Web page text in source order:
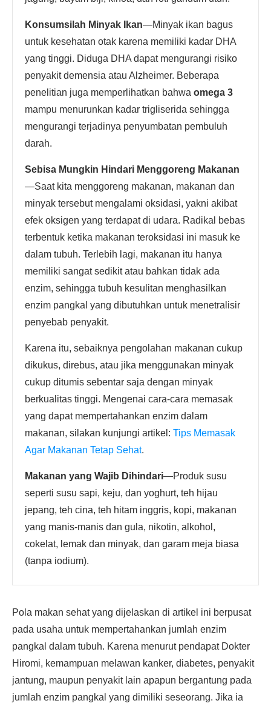
Konsumsilah Minyak Ikan—Minyak ikan bagus
untuk kesehatan otak karena memiliki kadar DHA
yang tinggi. Diduga DHA dapat mengurangi risiko
penyakit demensia atau Alzheimer. Beberapa
penelitian juga memperlihatkan bahwa omega 3
mampu menurunkan kadar trigliserida sehingga
mengurangi terjadinya penyumbatan pembuluh
darah.
Sebisa Mungkin Hindari Menggoreng Makanan
—Saat kita menggoreng makanan, makanan dan
minyak tersebut mengalami oksidasi, yakni akibat
efek oksigen yang terdapat di udara. Radikal bebas
terbentuk ketika makanan teroksidasi ini masuk ke
dalam tubuh. Terlebih lagi, makanan itu hanya
memiliki sangat sedikit atau bahkan tidak ada
enzim, sehingga tubuh kesulitan menghasilkan
enzim pangkal yang dibutuhkan untuk menetralisir
penyebab penyakit.
Karena itu, sebaiknya pengolahan makanan cukup
dikukus, direbus, atau jika menggunakan minyak
cukup ditumis sebentar saja dengan minyak
berkualitas tinggi. Mengenai cara-cara memasak
yang dapat mempertahankan enzim dalam
makanan, silakan kunjungi artikel: Tips Memasak
Agar Makanan Tetap Sehat.
Makanan yang Wajib Dihindari—Produk susu
seperti susu sapi, keju, dan yoghurt, teh hijau
jepang, teh cina, teh hitam inggris, kopi, makanan
yang manis-manis dan gula, nikotin, alkohol,
cokelat, lemak dan minyak, dan garam meja biasa
(tanpa iodium).
Pola makan sehat yang dijelaskan di artikel ini berpusat
pada usaha untuk mempertahankan jumlah enzim
pangkal dalam tubuh. Karena menurut pendapat Dokter
Hiromi, kemampuan melawan kanker, diabetes, penyakit
jantung, maupun penyakit lain apapun bergantung pada
jumlah enzim pangkal yang dimiliki seseorang. Jika ia